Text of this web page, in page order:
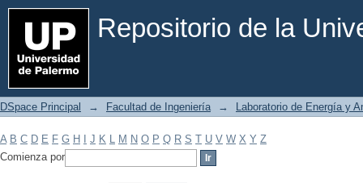
Repositorio de la
Filtrar por: Materia
DSpace Principal → Facultad de Ingeniería → Laboratorio de Energía y
A B C D E F G H J K L M N O P Q R S T U V W X Y Z
Comienza por